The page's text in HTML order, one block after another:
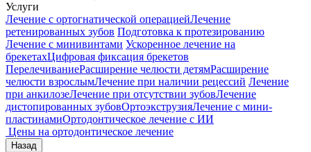
Услуги
Лечение с ортогнатической операциейЛечение
ретенированных зубов Подготовка к протезированию
Лечение с минивинтами Ускоренное лечение на
брекетахЦифровая фиксация брекетов
ПерелечиваниеРасширение челюсти детямРасширение
челюсти взрослымЛечение при наличии рецессий Лечение
при анкилозеЛечение при отсутствии зубовЛечение
дистопированных зубовОртоэкструзияЛечение с мини-
пластинамиОртодонтическое лечение с ИИ
Цены на ортодонтическое лечение
Назад